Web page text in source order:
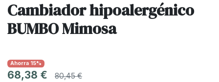
Cambiador hipoalergénico
BUMBO Mimosa
Ahorra 15%
68,38 € 80,45 €